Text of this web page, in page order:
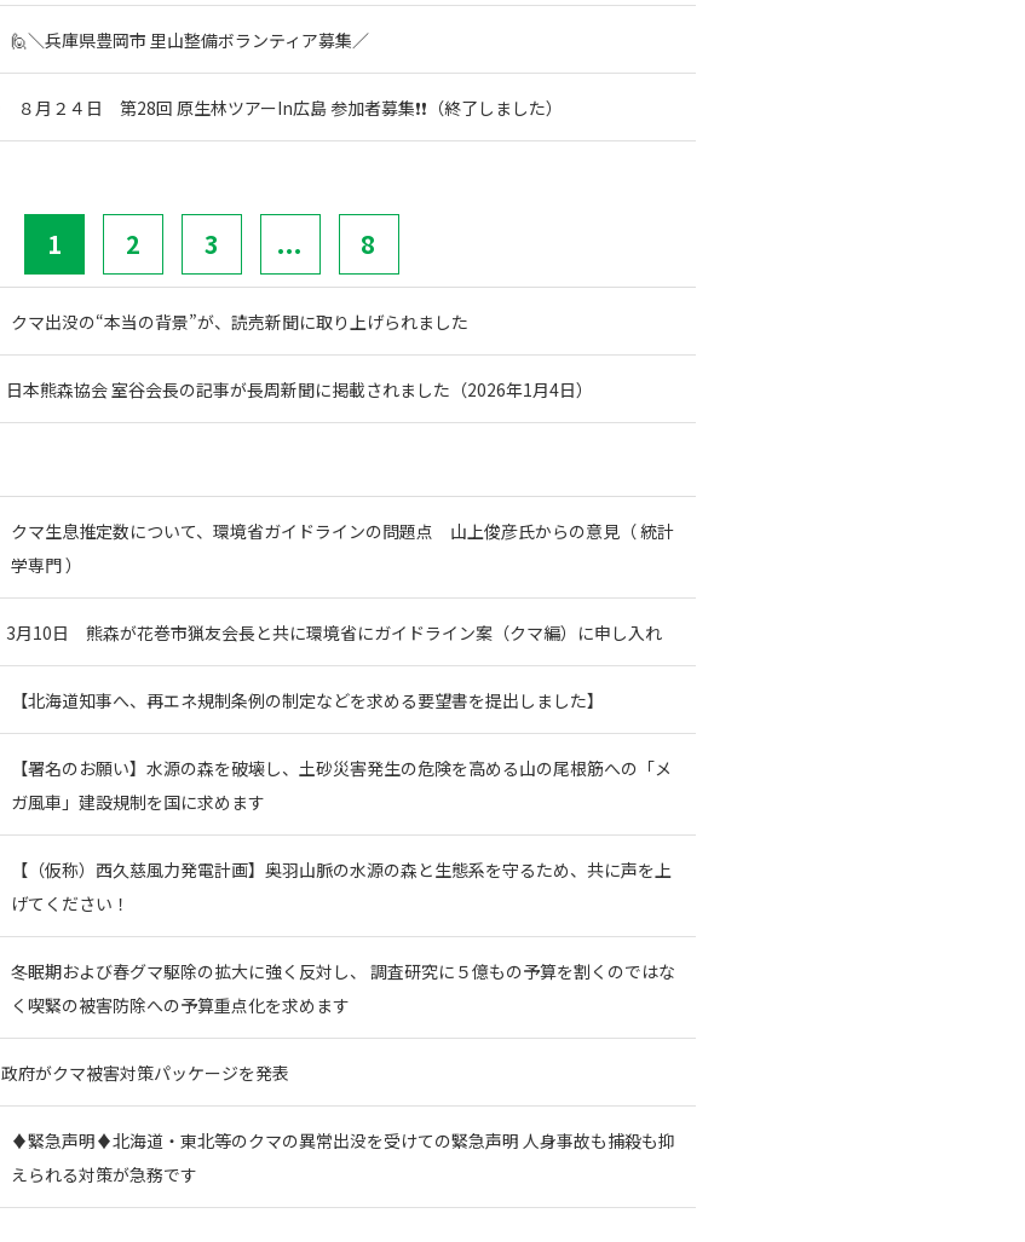
🙋＼兵庫県豊岡市 里山整備ボランティア募集／
８月２４日 第28回 原生林ツアーIn広島 参加者募集❗❗（終了しました）
1 2 3 ... 8
クマ出没の“本当の背景”が、読売新聞に取り上げられました
日本熊森協会 室谷会長の記事が長周新聞に掲載されました（2026年1月4日）
クマ生息推定数について、環境省ガイドラインの問題点 山上俊彦氏からの意見（ 統計
学専門 ）
3月10日 熊森が花巻市猟友会長と共に環境省にガイドライン案（クマ編）に申し入れ
【北海道知事へ、再エネ規制条例の制定などを求める要望書を提出しました】
【署名のお願い】水源の森を破壊し、土砂災害発生の危険を高める山の尾根筋への「メ
ガ風車」建設規制を国に求めます
【（仮称）西久慈風力発電計画】奥羽山脈の水源の森と生態系を守るため、共に声を上
げてください！
冬眠期および春グマ駆除の拡大に強く反対し、 調査研究に５億もの予算を割くのではな
く喫緊の被害防除への予算重点化を求めます
政府がクマ被害対策パッケージを発表
♦️緊急声明♦️北海道・東北等のクマの異常出没を受けての緊急声明 人身事故も捕殺も抑
えられる対策が急務です